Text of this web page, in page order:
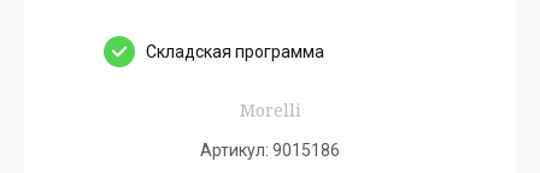
Cкладская программа
Morelli
Артикул: 9015186